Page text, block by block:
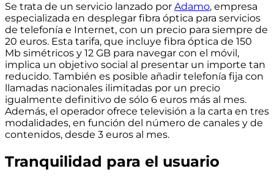
Se trata de un servicio lanzado por Adamo, empresa
especializada en desplegar fibra óptica para servicios
de telefonía e Internet, con un precio para siempre de
20 euros. Esta tarifa, que incluye fibra óptica de 150
Mb simétricos y 12 GB para navegar con el móvil ,
implica un objetivo social al presentar un importe tan
reducido. También es posible añadir telefonía fija con
llamadas nacionales ilimitadas por un precio
igualmente definitivo de sólo 6 euros más al mes.
Además, el operador ofrece televisión a la carta en tres
modalidades, en función del número de canales y de
contenidos, desde 3 euros al mes.
Tranquilidad para el usuario